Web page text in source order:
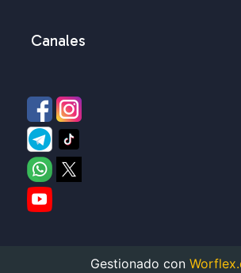
Canales
Gestionado con